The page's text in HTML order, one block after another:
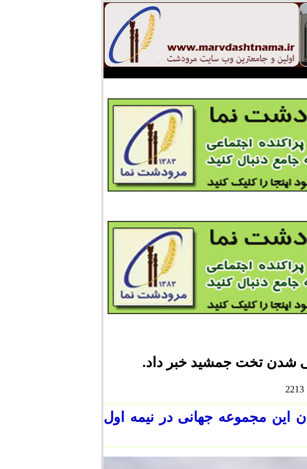
شدن تخت جمشید خبر داد.
2213
این مجموعه جهانی در نیمه اول